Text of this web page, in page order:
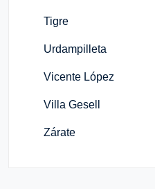
Tigre
Urdampilleta
Vicente López
Villa Gesell
Zárate